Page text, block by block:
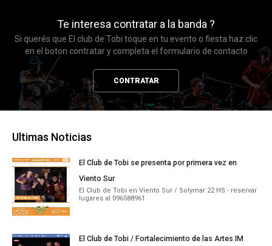
Te interesa contratar a la banda ?
Si querés que El club de Tobi toque en tu evento o fiesta haz clic
en el boton contratar y completa el formulario de contacto
CONTRATAR
Ultimas Noticias
El Club de Tobi se presenta por primera vez en
Viento Sur
El Club de Tobi en Viento Sur / Solymar 22 HS - reservar
lugares al 096588961
El Club de Tobi / Fortalecimiento de las Artes IM